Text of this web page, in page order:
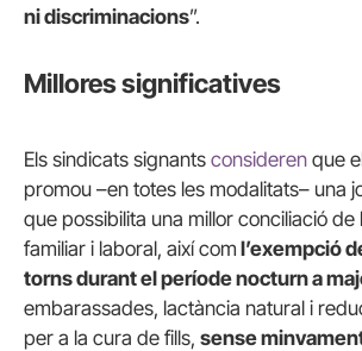
ni discriminacions”.
Millores significatives
Els sindicats signants consideren que
promou –en totes les modalitats– una
que possibilita una millor conciliació de
familiar i laboral, així com l’exempció
torns durant el període nocturn a
embarassades, lactància natural i
per a la cura de fills, sense